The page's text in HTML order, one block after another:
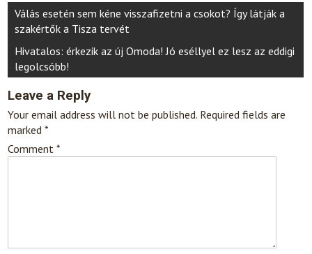
Post
navigation
Válás esetén sem kéne visszafizetni a csokot? Így látják a
szakértők a Tisza tervét
Hivatalos: érkezik az új Omoda! Jó eséllyel ez lesz az eddigi
legolcsóbb!
Leave a Reply
Your email address will not be published. Required fields are
marked*
Comment*